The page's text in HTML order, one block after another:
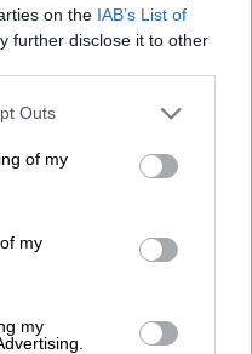
on the IAB’s List of
further disclose it to other
one or more Google
You may click to
its third-party tags to
in below Google
Outs
of my
my
my
του
δίκτυα.